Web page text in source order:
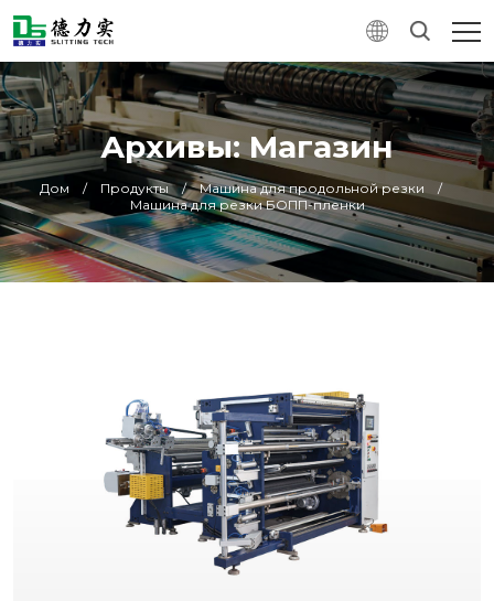
Архивы: Магазин
Дом / Продукты / Машина для продольной резки
/
Машина для резки БОПП-пленки